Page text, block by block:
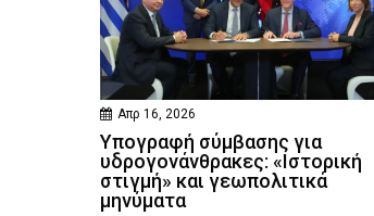
Απρ 16, 2026
Υπογραφή σύμβασης για
υδρογονάνθρακες: «Ιστορική
στιγμή» και γεωπολιτικά
μηνύματα